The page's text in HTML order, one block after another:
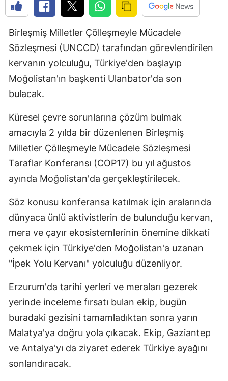
Birleşmiş Milletler Çölleşmeyle Mücadele
Sözleşmesi (UNCCD) tarafından görevlendirilen
kervanın yolculuğu, Türkiye'den başlayıp
Moğolistan'ın başkenti Ulanbator'da son
bulacak.
Küresel çevre sorunlarına çözüm bulmak
amacıyla 2 yılda bir düzenlenen Birleşmiş
Milletler Çölleşmeyle Mücadele Sözleşmesi
Taraflar Konferansı (COP17) bu yıl ağustos
ayında Moğolistan'da gerçekleştirilecek.
Söz konusu konferansa katılmak için aralarında
dünyaca ünlü aktivistlerin de bulunduğu kervan,
mera ve çayır ekosistemlerinin önemine dikkati
çekmek için Türkiye'den Moğolistan'a uzanan
"İpek Yolu Kervanı" yolculuğu düzenliyor.
Erzurum'da tarihi yerleri ve meraları gezerek
yerinde inceleme fırsatı bulan ekip, bugün
buradaki gezisini tamamladıktan sonra yarın
Malatya'ya doğru yola çıkacak. Ekip, Gaziantep
ve Antalya'yı da ziyaret ederek Türkiye ayağını
sonlandıracak.